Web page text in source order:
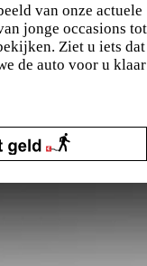
van onze actuele
jonge occasions tot
Ziet u iets dat
de auto voor u klaar